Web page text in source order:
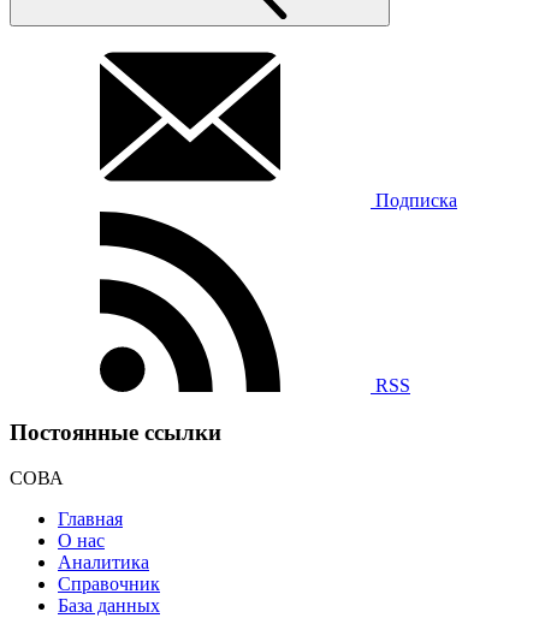
Подписка
RSS
Постоянные ссылки
СОВА
Главная
О нас
Аналитика
Справочник
База данных